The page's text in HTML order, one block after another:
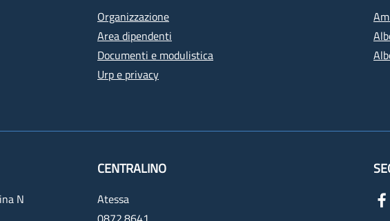
Organizzazione
Area dipendenti
Documenti e modulistica
Urp e privacy
N
CENTRALINO
Atessa